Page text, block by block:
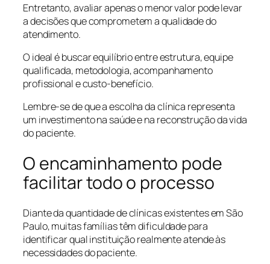
Entretanto, avaliar apenas o menor valor pode levar
a decisões que comprometem a qualidade do
atendimento.
O ideal é buscar equilíbrio entre estrutura, equipe
qualificada, metodologia, acompanhamento
profissional e custo-benefício.
Lembre-se de que a escolha da clínica representa
um investimento na saúde e na reconstrução da vida
do paciente.
O encaminhamento pode
facilitar todo o processo
Diante da quantidade de clínicas existentes em São
Paulo, muitas famílias têm dificuldade para
identificar qual instituição realmente atende às
necessidades do paciente.